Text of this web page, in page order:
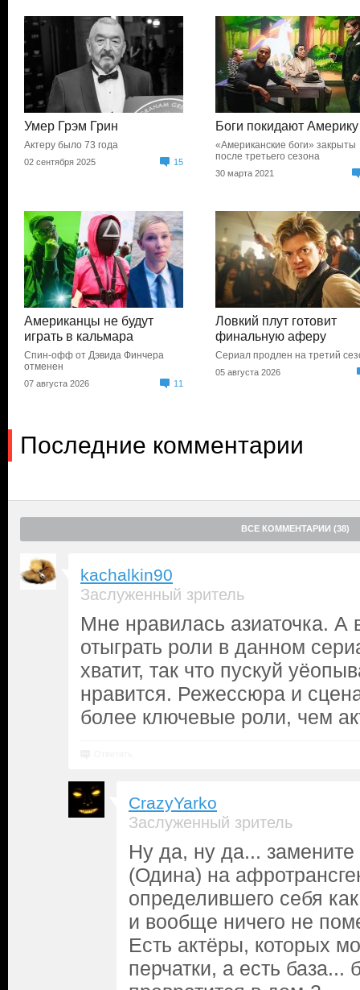
Умер Грэм Грин
Актеру было 73 года
02 сентября 2025 15
Боги покидают Америку
«Американские боги» закрыты
после третьего сезона
30 марта 2021
Американцы не будут
играть в кальмара
Спин-офф от Дэвида Финчера
отменен
07 августа 2026 11
Ловкий плут готовит
финальную аферу
Сериал продлен на третий
05 августа 2026
Последние комментарии
ВСЕ КОММЕНТАРИИ (38)
kachalkin90
Заслуженный зритель
Мне нравилась азиаточка.
отыграть роли в данном
хватит, так что пускуй
нравится. Режессюра и
более ключевые роли, чем
CrazyYarko
Заслуженный зритель
Ну да, ну да...
(Одина) на
определившего себя
и вообще ничего не
Есть актёры, которых
перчатки, а есть база...